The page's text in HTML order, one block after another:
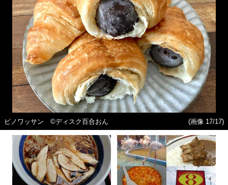
ピノワッサン ©ディスク百合おん (画像 17/17)